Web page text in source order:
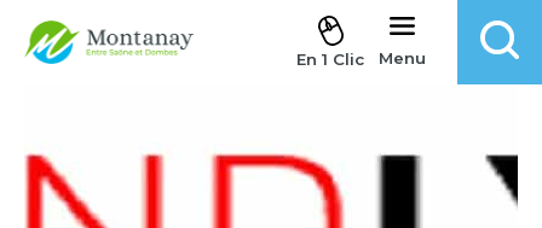
Aller au contenu
En 1 Clic Menu